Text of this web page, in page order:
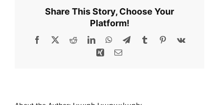
Share This Story, Choose Your
Platform!
Facebook Reddit LinkedInWhatsAppTelegram
TumblrPinterest
Xing